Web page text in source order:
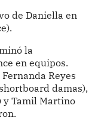
de Daniella en
la
en equipos.
Reyes
damas),
y Tamil Martino